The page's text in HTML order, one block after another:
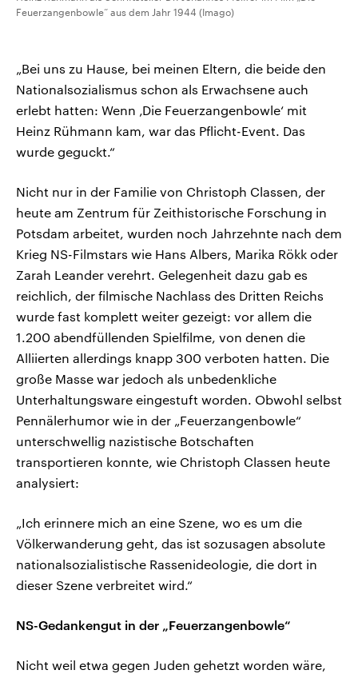
Feuerzangenbowle“ aus dem Jahr 1944 (Imago)
„Bei uns zu Hause, bei meinen Eltern, die beide den
Nationalsozialismus schon als Erwachsene auch
erlebt hatten: Wenn ‚Die Feuerzangenbowle‘ mit
Heinz Rühmann kam, war das Pflicht-Event. Das
wurde geguckt.“
Nicht nur in der Familie von Christoph Classen, der
heute am Zentrum für Zeithistorische Forschung in
Potsdam arbeitet, wurden noch Jahrzehnte nach dem
Krieg NS-Filmstars wie Hans Albers, Marika Rökk oder
Zarah Leander verehrt. Gelegenheit dazu gab es
reichlich, der filmische Nachlass des Dritten Reichs
wurde fast komplett weiter gezeigt: vor allem die
1.200 abendfüllenden Spielfilme, von denen die
Alliierten allerdings knapp 300 verboten hatten. Die
große Masse war jedoch als unbedenkliche
Unterhaltungsware eingestuft worden. Obwohl selbst
Pennälerhumor wie in der „Feuerzangenbowle“
unterschwellig nazistische Botschaften
transportieren konnte, wie Christoph Classen heute
analysiert:
„Ich erinnere mich an eine Szene, wo es um die
Völkerwanderung geht, das ist sozusagen absolute
nationalsozialistische Rassenideologie, die dort in
dieser Szene verbreitet wird.“
NS-Gedankengut in der „Feuerzangenbowle“
Nicht weil etwa gegen Juden gehetzt worden wäre,